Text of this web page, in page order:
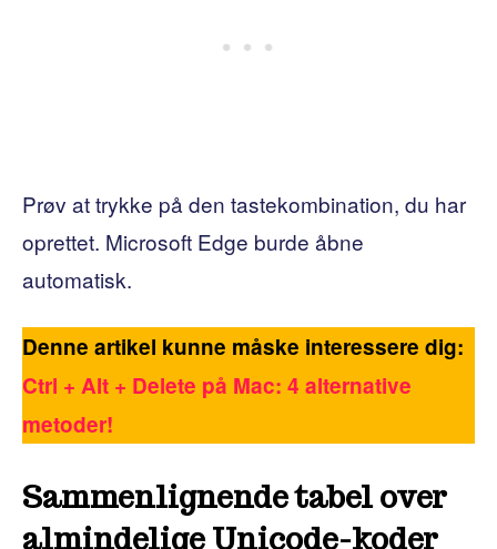
Prøv at trykke på den tastekombination, du har
oprettet. Microsoft Edge burde åbne
automatisk.
Denne artikel kunne måske interessere dig:
Ctrl + Alt + Delete på Mac: 4 alternative
metoder!
Sammenlignende tabel over
almindelige Unicode-koder